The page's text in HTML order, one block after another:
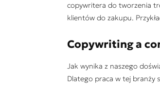
copywritera do tworzenia
klientów do zakupu.
Copywriting a
Jak wynika z naszego
Dlatego praca w tej branży